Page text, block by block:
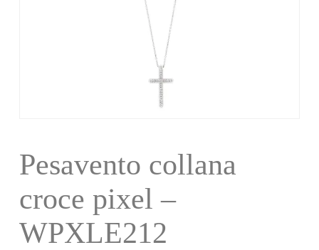
Pesavento collana
croce pixel –
WPXLE212